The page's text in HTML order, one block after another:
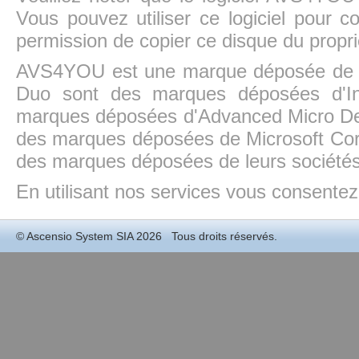
Vous pouvez utiliser ce logiciel pour
permission de copier ce disque du
AVS4YOU est une marque déposée
Duo sont des marques déposées
marques déposées d'Advanced Micro
des marques déposées de Microsoft
des marques déposées de leurs
En utilisant nos services vous
©Ascensio System SIA2026 Tous droits réservés.